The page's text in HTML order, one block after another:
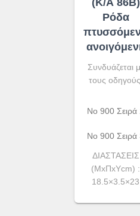
(Κ/Α 86Β)
Ρόδα
Συνδυάζεται
τους
Νο 900 Σειρά
Νο 900 Σειρά
ΔΙΑΣΤΑΣΕΙΣ
(ΜxΠxYcm) :
18.5×3.5×23